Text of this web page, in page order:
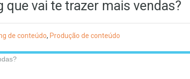
vai te trazer mais vendas?
de conteúdo, Produção de conteúdo